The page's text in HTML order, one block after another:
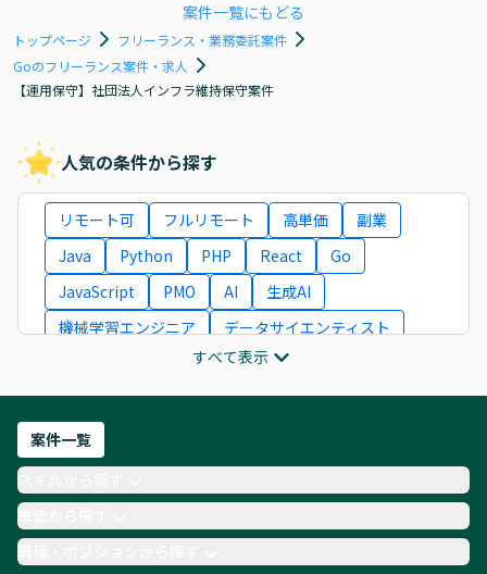
案件一覧にもどる
トップページ
フリーランス・業務委託案件
Goのフリーランス案件・求人
【運用保守】社団法人インフラ維持保守案件
人気の条件から探す
リモート可 フルリモート 高単価
副業
Java
Python PHP React
Go
JavaScript
PMO AI
生成AI
機械学習エンジニア
データサイエンティスト
ITコンサルタント
フロントエンドエンジニア
ネットワークエンジニア
AIエンジニア
Webデザイナー
月収100万円 業務委託
COBOL
Ruby
TypeScript
Laravel AWS
すべて表示
案件一覧
単価から探す
職種・ポジションから探す